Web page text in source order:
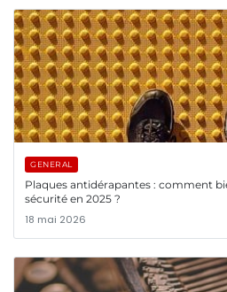
GENERAL
Plaques antidérapantes : comment
sécurité en 2025 ?
18 mai 2026